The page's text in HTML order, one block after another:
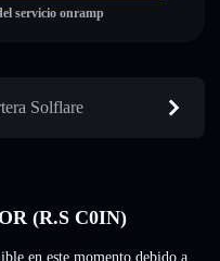
servicio onramp
Solflare
(R.S C0IN)
en este momento debido a